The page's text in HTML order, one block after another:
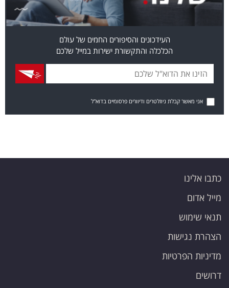
העידכונים והסיפורים החמים של עולם
הכלכלה והתקשורת ישירות במייל שלכם
אני מאשר קבלת ניוזלטרים ודיוורים פרסומיים בדוא"ל
כתבו אלינו
מייל אדום
תנאי שימוש
הצהרת נגישות
מדיניות הפרטיות
דרושים